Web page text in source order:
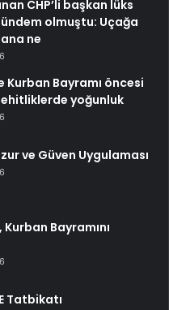
CHP’li başkan lüks
olmuştu: Uçağa
ne
Kurban Bayramı öncesi
yoğunluk
ve Güven Uygulaması
Bayramını
Tatbikatı